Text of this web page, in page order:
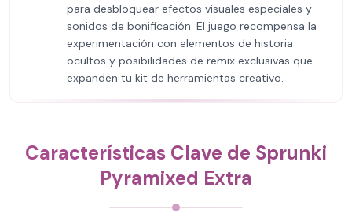
para desbloquear efectos visuales especiales y
sonidos de bonificación. El juego recompensa la
experimentación con elementos de historia
ocultos y posibilidades de remix exclusivas que
expanden tu kit de herramientas creativo.
Características Clave de Sprunki
Pyramixed Extra